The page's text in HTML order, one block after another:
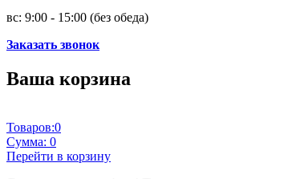
вс: 9:00 - 15:00 (без обеда)
Заказать звонок
Ваша корзина
Товаров:0
Сумма: 0
Перейти в корзину